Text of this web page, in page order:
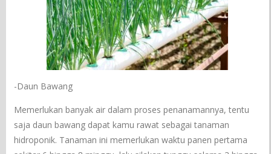
-Daun Bawang
Memerlukan banyak air dalam proses penanamannya, tentu
saja daun bawang dapat kamu rawat sebagai tanaman
hidroponik. Tanaman ini memerlukan waktu panen pertama